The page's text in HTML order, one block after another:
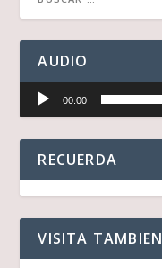
AUDIO
Reproductor
audio
00:00
RECUERDA
VISITA TAMBIEN